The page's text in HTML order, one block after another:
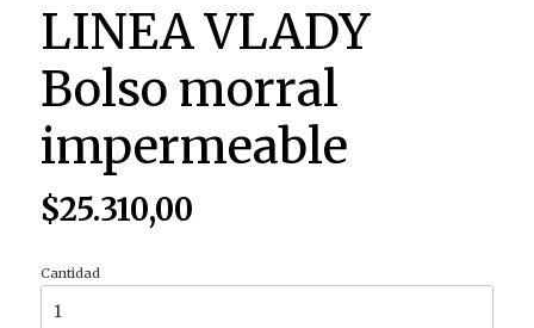
LINEA VLADY
Bolso morral
impermeable
$25.310,00
Cantidad